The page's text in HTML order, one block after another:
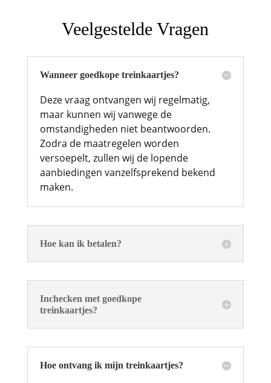
Veelgestelde Vragen
Wanneer goedkope treinkaartjes?
Deze vraag ontvangen wij regelmatig,
maar kunnen wij vanwege de
omstandigheden niet beantwoorden.
Zodra de maatregelen worden
versoepelt, zullen wij de lopende
aanbiedingen vanzelfsprekend bekend
maken.
Hoe kan ik betalen?
Inchecken met goedkope
treinkaartjes?
Hoe ontvang ik mijn treinkaartjes?